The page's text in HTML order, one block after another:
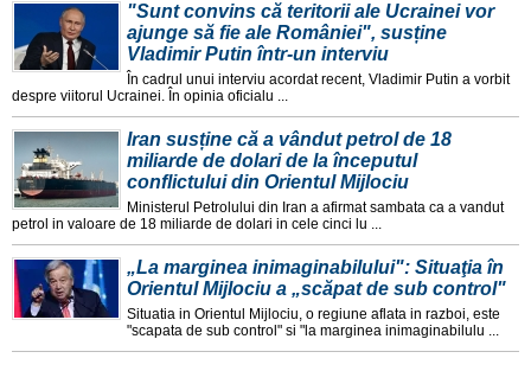
"Sunt convins că teritorii ale Ucrainei vor
ajunge să fie ale României", susține
Vladimir Putin într-un interviu
În cadrul unui interviu acordat recent, Vladimir Putin a vorbit
despre viitorul Ucrainei. În opinia oficialu ...
Iran susține că a vândut petrol de 18
miliarde de dolari de la începutul
conflictului din Orientul Mijlociu
Ministerul Petrolului din Iran a afirmat sambata ca a vandut
petrol in valoare de 18 miliarde de dolari in cele cinci lu ...
„La marginea inimaginabilului": Situaţia în
Orientul Mijlociu a „scăpat de sub control"
Situatia in Orientul Mijlociu, o regiune aflata in razboi, este
"scapata de sub control" si "la marginea inimaginabilulu ...